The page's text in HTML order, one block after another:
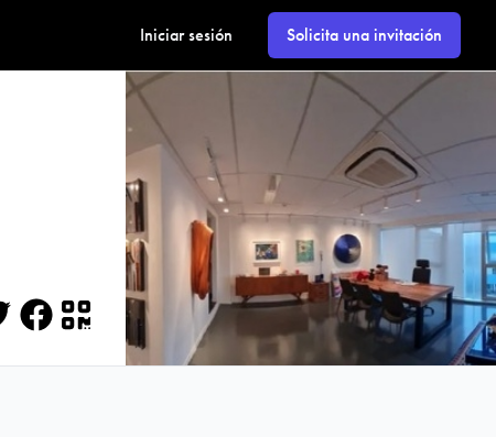
Iniciar sesión Solicita una invitación
Facebook